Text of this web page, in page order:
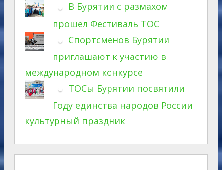
В Бурятии с размахом
прошел Фестиваль ТОС
Спортсменов Бурятии
приглашают к участию в
международном конкурсе
ТОСы Бурятии посвятили
Году единства народов России
культурный праздник